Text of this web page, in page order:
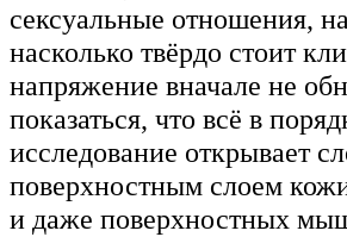
сексуальные отношения,
насколько твёрдо стоит
напряжение вначале не
показаться, что всё в
исследование открывает
поверхностным слоем
и даже поверхностных